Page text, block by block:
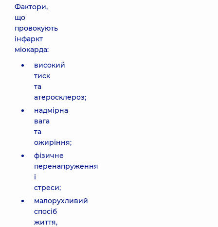
Фактори,
що
провокують
інфаркт
міокарда:
високий
тиск
та
атеросклероз;
надмірна
вага
та
ожиріння;
фізичне
перенапруження
і
стреси;
малорухливий
спосіб
життя,